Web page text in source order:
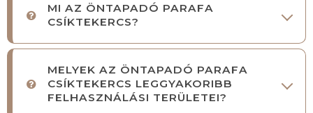
MI AZ ÖNTAPADÓ PARAFA
CSÍKTEKERCS?
MELYEK AZ ÖNTAPADÓ PARAFA
CSÍKTEKERCS LEGGYAKORIBB
FELHASZNÁLÁSI TERÜLETEI?